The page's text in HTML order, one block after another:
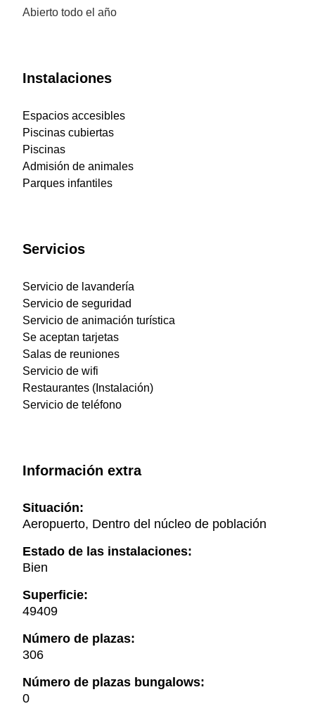
Abierto todo el año
Instalaciones
Espacios accesibles
Piscinas cubiertas
Piscinas
Admisión de animales
Parques infantiles
Servicios
Servicio de lavandería
Servicio de seguridad
Servicio de animación turística
Se aceptan tarjetas
Salas de reuniones
Servicio de wifi
Restaurantes (Instalación)
Servicio de teléfono
Información extra
Situación:
Aeropuerto, Dentro del núcleo de población
Estado de las instalaciones:
Bien
Superficie:
49409
Número de plazas:
306
Número de plazas bungalows:
0